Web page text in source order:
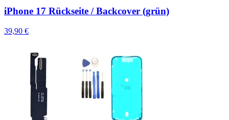
iPhone 17 Rückseite / Backcover (grün)
39,90 €